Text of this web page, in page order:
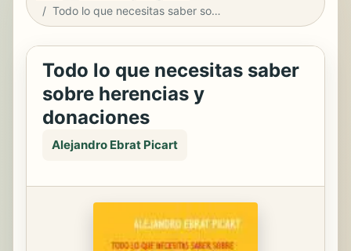
Todo lo que necesitas saber sobre herencias y donaciones
Todo lo que necesitas saber
sobre herencias y
donaciones
Alejandro Ebrat Picart